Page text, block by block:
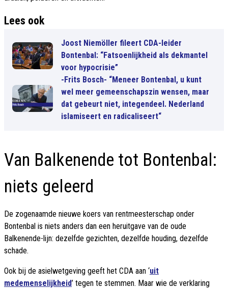
Lees ook
Joost Niemöller fileert CDA-leider
Bontenbal: “Fatsoenlijkheid als dekmantel
voor hypocrisie”
-Frits Bosch- “Meneer Bontenbal, u kunt
wel meer gemeenschapszin wensen, maar
dat gebeurt niet, integendeel. Nederland
islamiseert en radicaliseert“
Van Balkenende tot Bontenbal:
niets geleerd
De zogenaamde nieuwe koers van rentmeesterschap onder
Bontenbal is niets anders dan een heruitgave van de oude
Balkenende-lijn: dezelfde gezichten, dezelfde houding, dezelfde
schade.
Ook bij de asielwetgeving geeft het CDA aan ‘uit
medemenselijkheid’ tegen te stemmen. Maar wie de verklaring